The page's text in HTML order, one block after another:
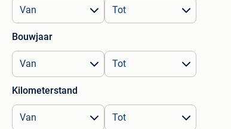
Bouwjaar
Kilometerstand